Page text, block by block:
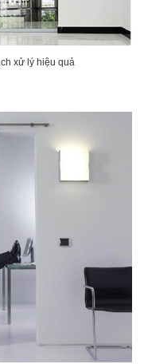
xử lý hiệu quả